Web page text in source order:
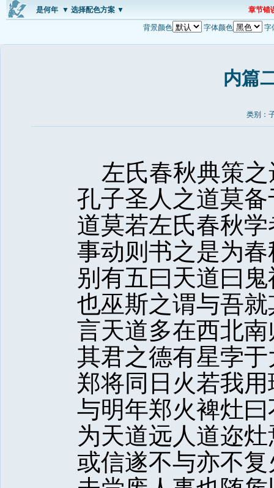
是何年 ▼ 选择配色方案 ▼ 章节错
背景颜色 字体颜色 字
内篇
类别：
左氏春秋典策之
孔子圣人之道莫
道莫若左氏春秋
事动则书之是为
别有五曰天道曰
也巫斯之谓与吾
言天道多在西北
其君之德有星孛
郑将同日火若我
与明年郑火裨灶
为天道远人道迩
或信遂不与亦不